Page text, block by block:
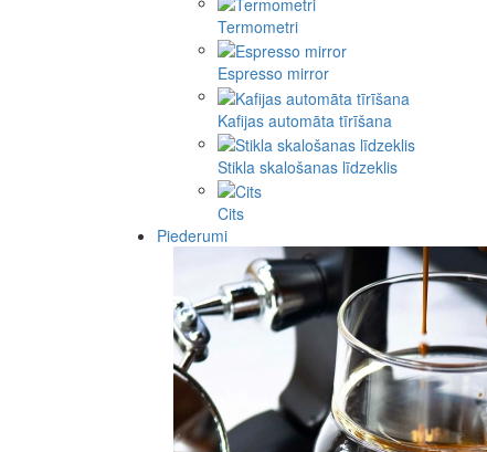
Termometri
Espresso mirror
Kafijas automāta tīrīšana
Stikla skalošanas līdzeklis
Cits
Piederumi